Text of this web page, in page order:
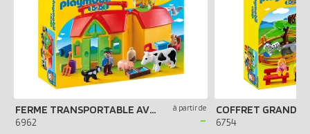
FERME TRANSPORTABLE AVEC ANIMAUX
6962
à partir de
-
COFFRET GRAND
6754